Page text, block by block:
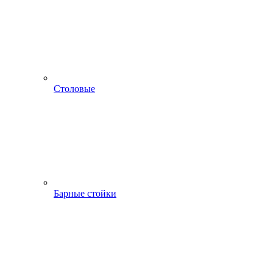
Столовые
Барные стойки